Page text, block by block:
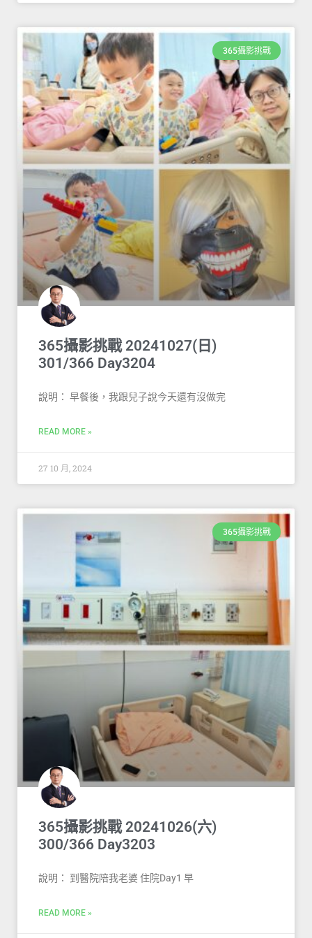
365攝影挑戰
365攝影挑戰 20241027(日)
301/366 Day3204
說明： 早餐後，我跟兒子說今天還有沒做完
READ MORE »
27 10 月, 2024
365攝影挑戰
365攝影挑戰 20241026(六)
300/366 Day3203
說明： 到醫院陪我老婆 住院Day1 早
READ MORE »